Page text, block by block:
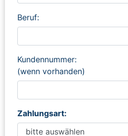
Beruf:
Kundennummer:
(wenn vorhanden)
Zahlungsart: